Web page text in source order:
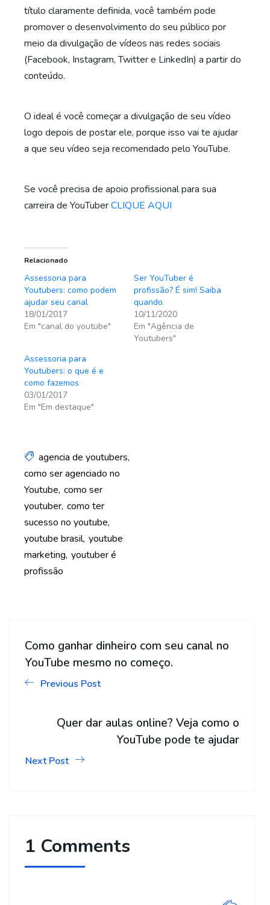
título claramente definida, você também pode
promover o desenvolvimento do seu público por
meio da divulgação de vídeos nas redes sociais
(Facebook, Instagram, Twitter e LinkedIn) a partir do
conteúdo.
O ideal é você começar a divulgação de seu vídeo
logo depois de postar ele, porque isso vai te ajudar
a que seu vídeo seja recomendado pelo YouTube.
Se você precisa de apoio profissional para sua
carreira de YouTuberCLIQUE AQUI
Relacionado
Assessoria para
Youtubers: como podem
ajudar seu canal
18/01/2017
Em "canal do youtube"
Ser YouTuber é
profissão? É sim! Saiba
quando.
10/11/2020
Em "Agência de
Youtubers"
Assessoria para
Youtubers: o que é e
como fazemos
03/01/2017
Em "Em destaque"
agencia de youtubers
como ser agenciado no
Youtube como ser
youtuber como ter
sucesso no youtube
youtube brasil youtube
marketing youtuber é
profissão
Como ganhar dinheiro com seu canal no
YouTube mesmo no começo.
Previous Post
Quer dar aulas online? Veja como o
YouTube pode te ajudar
Next Post
1 Comments